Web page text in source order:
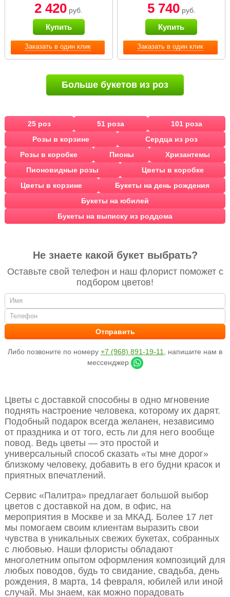
Заказать в один клик
2 420 руб.
Купить
Заказать в один клик
наилучшими
пожеланиями»
5 740руб.
Купить
Больше букетов из роз
25 роз 51 роза
101 роза
Розы в корзине
Сердца из роз
Розы в коробке
Пионы
Хризантемы
Пионовидные розы
Цветы в коробке
Цветы в корзине
Букеты на день рождения
Букеты на юбилей
Букеты на выписку из роддома
Не знаете какой букет выбрать?
Оставьте свой телефон и наш флорист поможет с
подбором цветов!
Либо позвоните по номеру +7 (968) 891-19-11
, напишите нам в
мессенджер
Цветы с доставкой способны в одно мгновение
поднять настроение человека, которому их дарят.
Подобный подарок всегда желанен, независимо
от праздника и от того, есть ли для него вообще
повод. Ведь цветы — это простой и
универсальный способ сказать «ты мне дорог»
близкому человеку, добавить в его будни красок и
приятных впечатлений.
Сервис «Палитра» предлагает большой выбор
цветов с доставкой на дом, в офис, на
мероприятия в Москве и за МКАД. Более 17 лет
мы помогаем своим клиентам выразить свои
чувства в уникальных свежих букетах, собранных
с любовью. Наши флористы обладают
многолетним опытом оформления композиций для
любых поводов, будь то свидание, свадьба, день
рождения, 8 марта, 14 февраля, юбилей или иной
случай. Мы знаем, как можно порадовать